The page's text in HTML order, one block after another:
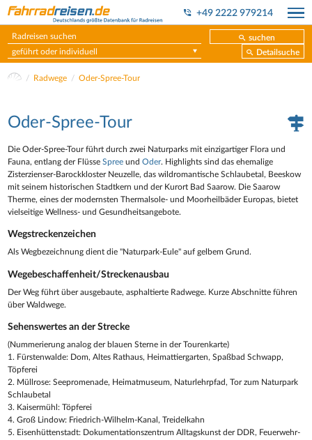
+49 2222 979214
suchen
geführt oder individuell
Detailsuche
Radwege Oder-Spree-Tour
Oder-Spree-Tour
Die Oder-Spree-Tour führt durch zwei Naturparks mit einzigartiger Flora und
Fauna, entlang der FlüsseSpree undOder. Highlights sind das ehemalige
Zisterzienser-Barockkloster Neuzelle, das wildromantische Schlaubetal, Beeskow
mit seinem historischen Stadtkern und der Kurort Bad Saarow. Die Saarow
Therme, eines der modernsten Thermalsole- und Moorheilbäder Europas, bietet
vielseitige Wellness- und Gesundheitsangebote.
Wegstreckenzeichen
Als Wegbezeichnung dient die "Naturpark-Eule" auf gelbem Grund.
Wegebeschaffenheit/Streckenausbau
Der Weg führt über ausgebaute, asphaltierte Radwege. Kurze Abschnitte führen
über Waldwege.
Sehenswertes an der Strecke
(Nummerierung analog der blauen Sterne in der Tourenkarte)
1. Fürstenwalde: Dom, Altes Rathaus, Heimattiergarten, Spaßbad Schwapp,
Töpferei
2. Müllrose: Seepromenade, Heimatmuseum, Naturlehrpfad, Tor zum Naturpark
Schlaubetal
3. Kaisermühl: Töpferei
4. Groß Lindow: Friedrich-Wilhelm-Kanal, Treidelkahn
5. Eisenhüttenstadt: Dokumentationszentrum Alltagskunst der DDR, Feuerwehr-